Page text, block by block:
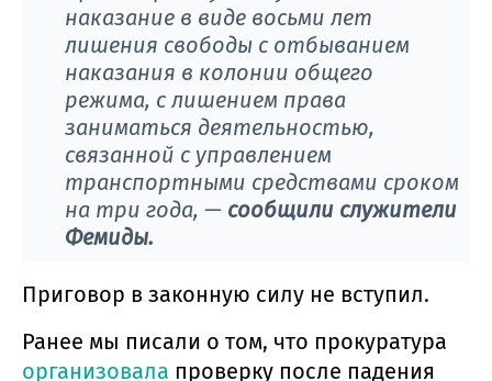
наказание в виде восьми лет
лишения свободы с отбыванием
наказания в колонии общего
режима, с лишением права
заниматься деятельностью,
связанной с управлением
транспортными средствами сроком
на три года, — сообщили служители
Фемиды.
Приговор в законную силу не вступил.
Ранее мы писали о том, что прокуратура
организовала проверку после падения